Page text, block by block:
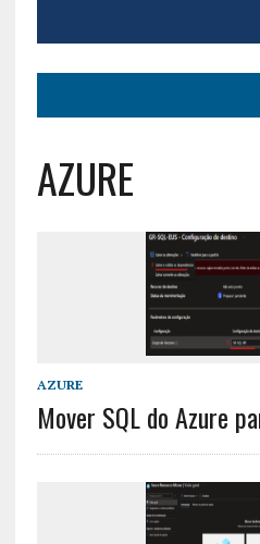
AZURE
AZURE
Mover SQL do Azure